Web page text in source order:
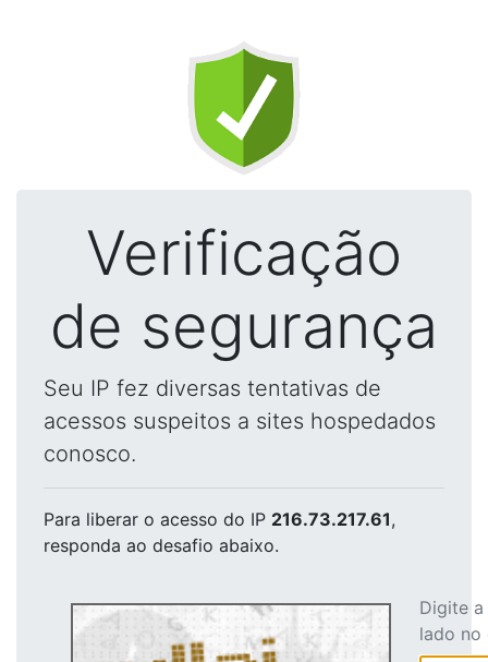
Verificação
de segurança
Seu IP fez diversas tentativas de
acessos suspeitos a sites hospedados
conosco.
Para liberar o acesso do IP 216.73.217.61,
responda ao desafio abaixo.
Digite
lado no